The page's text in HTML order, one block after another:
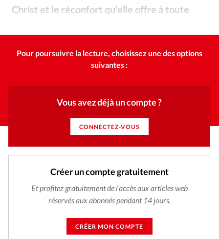
Se connecter
Eglises Foi Génération réveil
Publireportage
Relations Aujourd'hui
Tour du monde des Eglises
Vécu
Vie Intérieure
Christ et le réconfort qu'elle offre à toute
Pour poursuivre la lecture, choisissez une des options
suivantes :
Vous avez déjà un compte ?
CONNECTEZ-VOUS
Créer un compte gratuitement
Et profitez gratuitement de l'accès aux articles web
réservés aux abonnés pendant 14 jours.
CRÉER MON COMPTE